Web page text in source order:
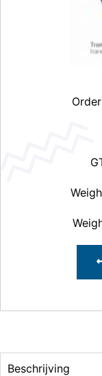
Beschrijving